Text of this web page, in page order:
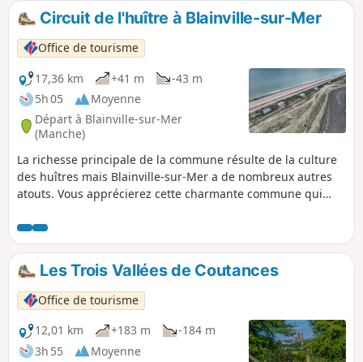
Circuit de l'huître à Blainville-sur-Mer
Office de tourisme
17,36 km
+41 m
-43 m
5h 05
Moyenne
Départ à Blainville-sur-Mer
(Manche)
La richesse principale de la commune résulte de la culture
des huîtres mais Blainville-sur-Mer a de nombreux autres
atouts. Vous apprécierez cette charmante commune qui
Les Trois Vallées de Coutances
Office de tourisme
12,01 km
+183 m
-184 m
3h 55
Moyenne